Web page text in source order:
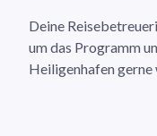
Deine
um das Programm
Heiligenhafen gerne